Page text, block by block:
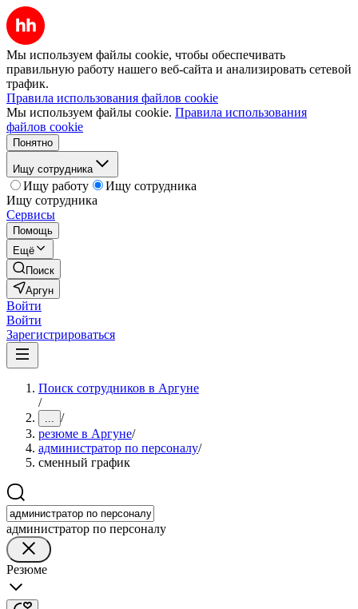
Мы используем файлы cookie, чтобы обеспечивать
правильную работу нашего веб-сайта и анализировать сетевой
трафик.
Правила использования файлов cookie
Мы используем файлы cookie. Правила использования
файлов cookie
Понятно
Ищу сотрудника
Ищу работу
Ищу сотрудника
Ищу сотрудника
Сервисы
Помощь
Ещё
Поиск
Аргун
Войти
Войти
Зарегистрироваться
Поиск сотрудников в Аргуне
/
... /
резюме в Аргуне/
администратор по персоналу/
сменный график
администратор по персоналу
Резюме